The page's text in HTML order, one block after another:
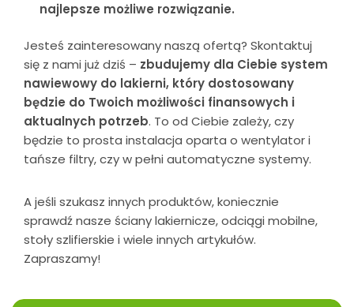
najlepsze możliwe rozwiązanie.
Jesteś zainteresowany naszą ofertą? Skontaktuj
się z nami już dziś – zbudujemy dla Ciebie system
nawiewowy do lakierni, który dostosowany
będzie do Twoich możliwości finansowych i
aktualnych potrzeb. To od Ciebie zależy, czy
będzie to prosta instalacja oparta o wentylator i
tańsze filtry, czy w pełni automatyczne systemy.
A jeśli szukasz innych produktów, koniecznie
sprawdź nasze ściany lakiernicze,odciągi mobilne,
stoły szlifierskie i wiele innych artykułów.
Zapraszamy!